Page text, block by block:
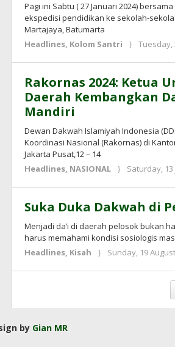
Pagi ini Sabtu ( 27 Januari 2024)
ekspedisi pendidikan ke sekolah-
Martajaya, Batumarta
Headlines, Kolom Santri Tuesday,
Rakornas 2024: Ketua
Daerah Kembangkan
Mandiri
Dewan Dakwah Islamiyah Indonesia
Koordinasi Nasional (Rakornas) di
Jakarta Pusat,12 – 14
Headlines, NASIONAL Saturday, 13
Suka Duka Dakwah di
Menjadi da’i di daerah pelosok bukan
harus memahami kondisi sosiologis
Headlines, Kisah Sunday, 19
by Gian MR